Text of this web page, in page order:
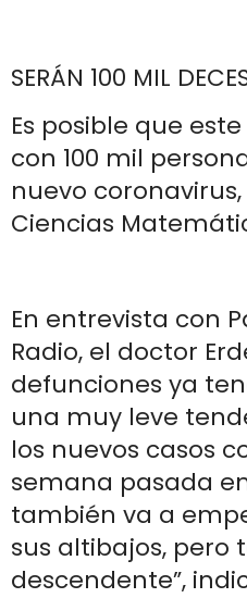
SERÁN 100 MIL
Es posible que
con 100 mil
nuevo
Ciencias
En entrevista con
Radio, el doctor
defunciones ya
una muy leve
los nuevos casos
semana pasada
también va a
sus altibajos,
descendente”,